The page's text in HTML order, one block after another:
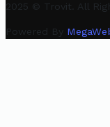
2025 © Trovit. All
Powered By